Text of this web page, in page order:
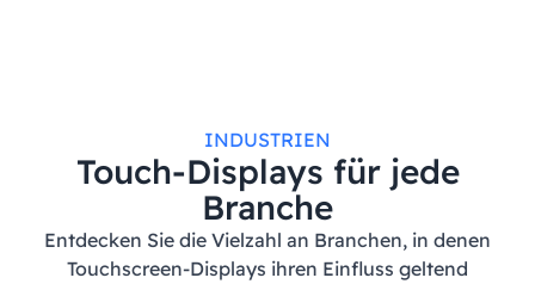
INDUSTRIEN
Touch-Displays für jede
Branche
Entdecken Sie die Vielzahl an Branchen, in denen
Touchscreen-Displays ihren Einfluss geltend